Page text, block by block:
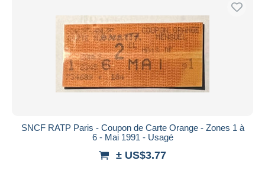
SNCF RATP Paris - Coupon de Carte Orange - Zones 1 à
6 - Mai 1991 - Usagé
± US$3.77